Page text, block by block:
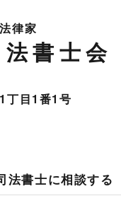
律家
書士会
丁目1番1号
法書士に相談する